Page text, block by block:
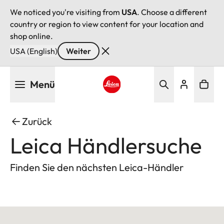
We noticed you're visiting from USA. Choose a different
country or region to view content for your location and
shop online.
USA (English)
Weiter
Menü
Zurück
Leica Händlersuche
Finden Sie den nächsten Leica-Händler